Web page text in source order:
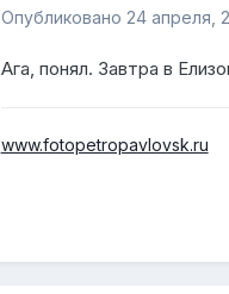
Опубликовано 24 апреля,
Ага, понял. Завтра в
www.fotopetropavlovsk.ru